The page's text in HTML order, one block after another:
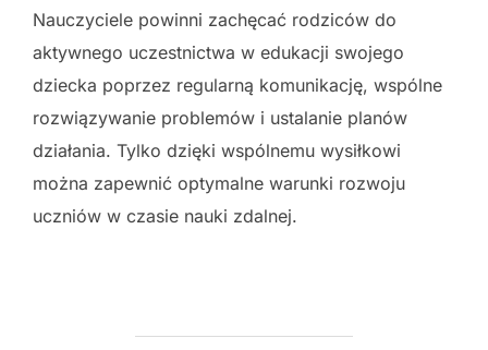
Nauczyciele powinni zachęcać rodziców do
aktywnego uczestnictwa w edukacji swojego
dziecka poprzez regularną komunikację, wspólne
rozwiązywanie problemów i ustalanie planów
działania. Tylko dzięki wspólnemu wysiłkowi
można zapewnić optymalne warunki rozwoju
uczniów w czasie nauki zdalnej.